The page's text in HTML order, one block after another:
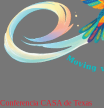
Conferencia CASA de Texas